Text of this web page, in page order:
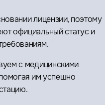
лицензии, поэтому
официальный статус и
с медицинскими
им успешно